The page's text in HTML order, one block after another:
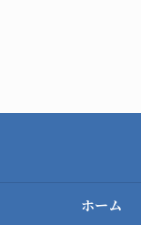
ホーム